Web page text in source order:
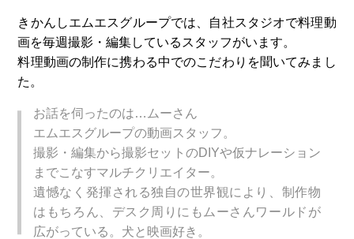
きかんしエムエスグループでは、自社スタジオで料理動
画を毎週撮影・編集しているスタッフがいます。
料理動画の制作に携わる中でのこだわりを聞いてみまし
た。
お話を伺ったのは…ムーさん
エムエスグループの動画スタッフ。
撮影・編集から撮影セットのDIYや仮ナレーション
までこなすマルチクリエイター。
遺憾なく発揮される独自の世界観により、制作物
はもちろん、デスク周りにもムーさんワールドが
広がっている。犬と映画好き。